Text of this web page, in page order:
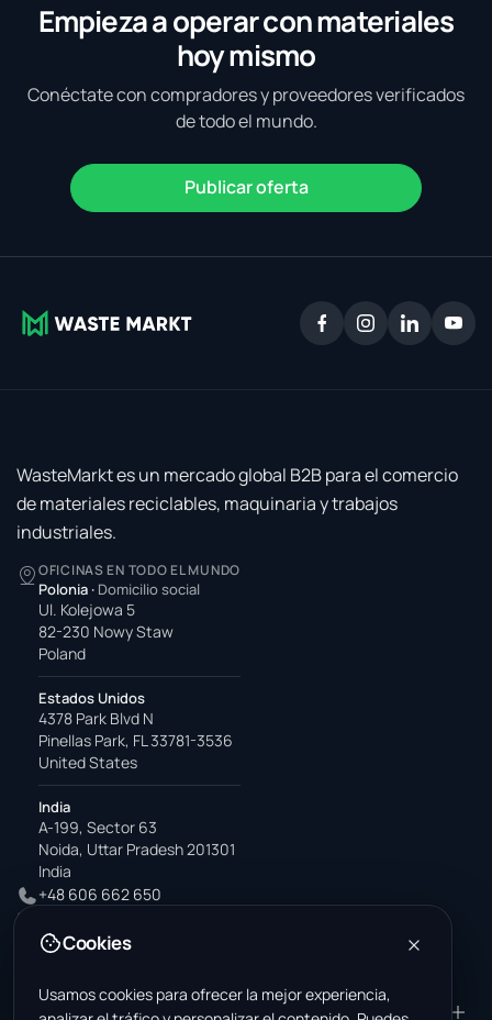
Empieza a operar con materiales
hoy mismo
Conéctate con compradores y proveedores verificados
de todo el mundo.
Publicar oferta
WasteMarkt es un mercado global B2B para el comercio
de materiales reciclables, maquinaria y trabajos
industriales.
OFICINAS EN TODO EL MUNDO
Polonia · Domicilio social
Ul. Kolejowa 5
82-230 Nowy Staw
Poland
Estados Unidos
4378 Park Blvd N
Pinellas Park, FL 33781-3536
United States
India
A-199, Sector 63
Noida, Uttar Pradesh 201301
India
+48 606 662 650
office@wastemarkt.com
PRODUCTO RESOURCES
Cookies
Usamos cookies para ofrecer la mejor experiencia,